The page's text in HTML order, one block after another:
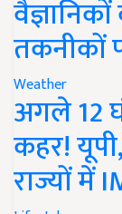
तकनीकों
Weather
अगले 12
कहर!
राज्यों में